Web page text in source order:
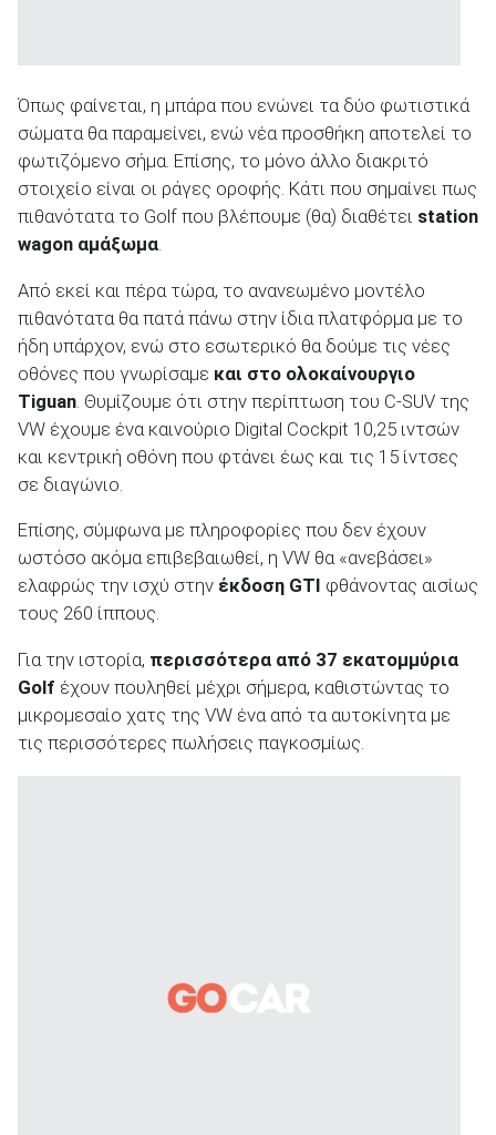
Όπως φαίνεται, η μπάρα που ενώνει τα δύο φωτιστικά
σώματα θα παραμείνει, ενώ νέα προσθήκη αποτελεί το
φωτιζόμενο σήμα. Επίσης, το μόνο άλλο διακριτό
στοιχείο είναι οι ράγες οροφής. Κάτι που σημαίνει πως
πιθανότατα το Golf που βλέπουμε (θα) διαθέτει station
wagon αμάξωμα
Από εκεί και πέρα τώρα, το ανανεωμένο μοντέλο
πιθανότατα θα πατά πάνω στην ίδια πλατφόρμα με το
ήδη υπάρχον, ενώ στο εσωτερικό θα δούμε τις νέες
οθόνες που γνωρίσαμε και στο ολοκαίνουργιο
Tiguan . Θυμίζουμε ότι στην περίπτωση του C-SUV της
VW έχουμε ένα καινούριο Digital Cockpit 10,25 ιντσών
και κεντρική οθόνη που φτάνει έως και τις 15 ίντσες
σε διαγώνιο.
Επίσης, σύμφωνα με πληροφορίες που δεν έχουν
ωστόσο ακόμα επιβεβαιωθεί, η VW θα «ανεβάσει»
ελαφρώς την ισχύ στην έκδοση GTI φθάνοντας αισίως
τους 260 ίππους.
Για την ιστορία, περισσότερα από 37 εκατομμύρια
Golf έχουν πουληθεί μέχρι σήμερα, καθιστώντας το
μικρομεσαίο χατς της VW ένα από τα αυτοκίνητα με
τις περισσότερες πωλήσεις παγκοσμίως.